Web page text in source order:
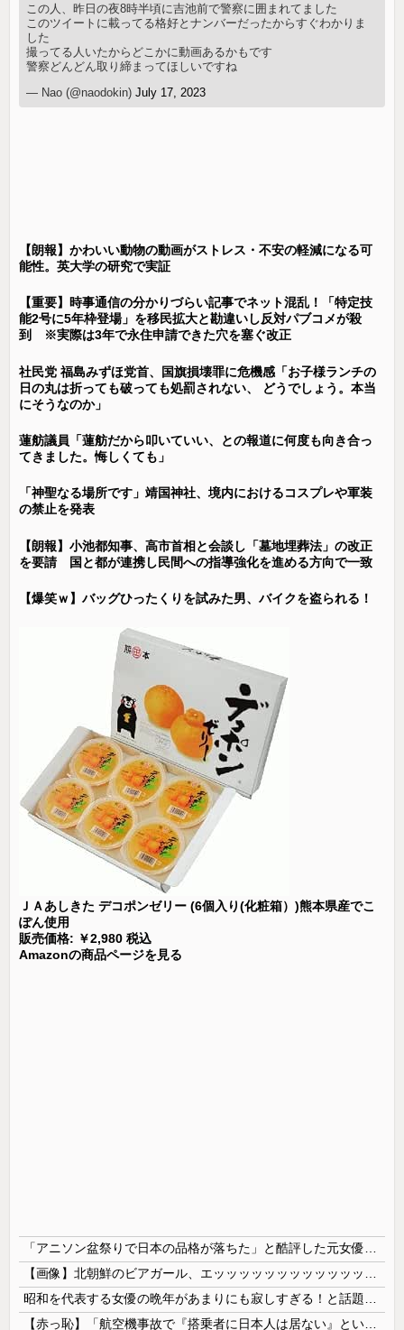
この人、昨日の夜8時半頃に吉池前で警察に囲まれてました
このツイートに載ってる格好とナンバーだったからすぐわかりま
した
撮ってる人いたからどこかに動画あるかもです
警察どんどん取り締まってほしいですね
— Nao (@naodokin)July 17, 2023
【朗報】かわいい動物の動画がストレス・不安の軽減になる可
能性。英大学の研究で実証
【重要】時事通信の分かりづらい記事でネット混乱！「特定技
能2号に5年枠登場」を移民拡大と勘違いし反対パブコメが殺
到 ※実際は3年で永住申請できた穴を塞ぐ改正
社民党 福島みずほ党首、国旗損壊罪に危機感「お子様ランチの
日の丸は折っても破っても処罰されない、 どうでしょう。本当
にそうなのか」
蓮舫議員「蓮舫だから叩いていい、との報道に何度も向き合っ
てきました。悔しくても」
「神聖なる場所です」靖国神社、境内におけるコスプレや軍装
の禁止を発表
【朗報】小池都知事、高市首相と会談し「墓地埋葬法」の改正
を要請 国と都が連携し民間への指導強化を進める方向で一致
【爆笑ｗ】バッグひったくりを試みた男、バイクを盗られる！
ＪＡあしきた デコポンゼリー (6個入り(化粧箱）)熊本県産でこ
ぽん使用
販売価格: ￥2,980 税込
Amazonの商品ページを見る